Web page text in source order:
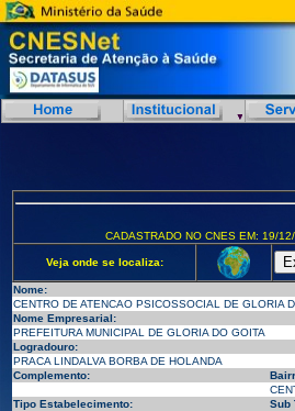
CADASTRADO NO CNES EM: 19/
Veja onde se localiza:
Nome:
CENTRO DE ATENCAO PSICOSSOCIAL DE GLORIA
Nome Empresarial:
PREFEITURA MUNICIPAL DE GLORIA DO GOITA
Logradouro:
PRACA LINDALVA BORBA DE HOLANDA
Complemento:
Tipo Estabelecimento:
Sub